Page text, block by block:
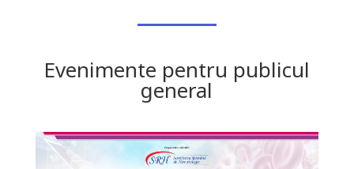
Evenimente pentru publicul
general